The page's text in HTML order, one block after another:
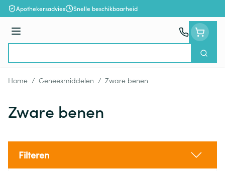
Ga naar de inhoud
Apothekersadvies Snelle beschikbaarheid
Menu
Zoek
Home / Geneesmiddelen / Zware benen
Zware benen
Filteren